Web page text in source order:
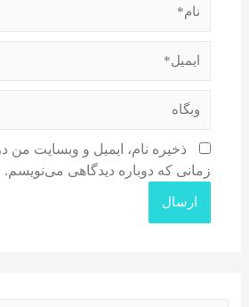
ذخیره نام، ایمیل و وبسایت من
زمانی که دوباره دیدگاهی می‌نویسم.